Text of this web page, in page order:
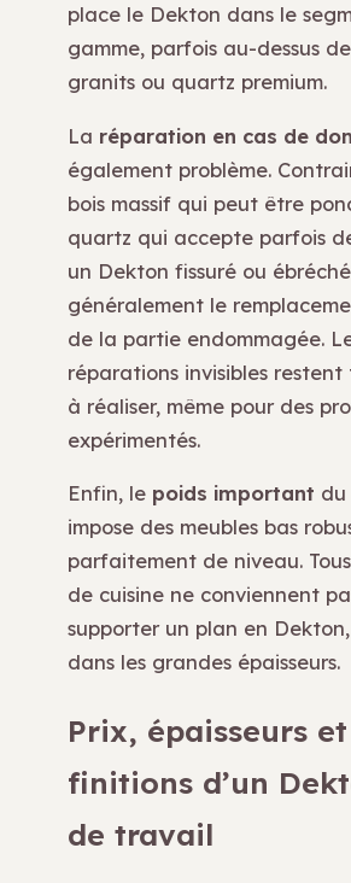
place le Dekton dans le
gamme, parfois au-dessus
granits ou quartz premium.
La réparation en cas de
également problème.
bois massif qui peut être
quartz qui accepte parfois
un Dekton fissuré ou
généralement le
de la partie endommagée.
réparations invisibles
à réaliser, même pour des
expérimentés.
Enfin, le poids important
impose des meubles bas
parfaitement de niveau.
de cuisine ne conviennent
supporter un plan en
dans les grandes épaisseurs.
Prix, épaisseurs et
finitions d’un
de travail